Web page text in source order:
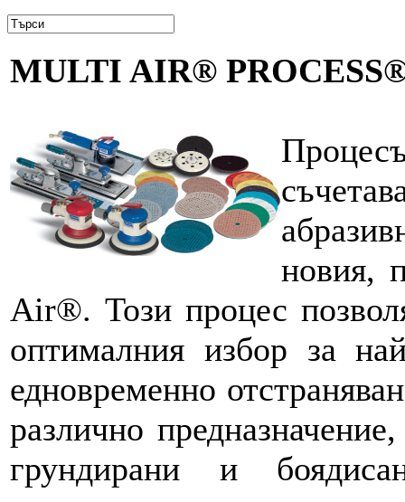
MULTI AIR®
новия,
Air®. Този процес
оптималния избор за
едновременно
различно
грундирани и